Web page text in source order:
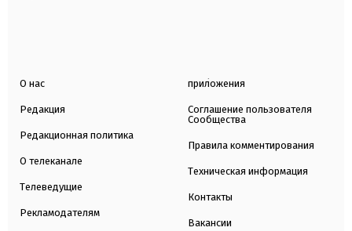
О нас
Редакция
Редакционная политика
О телеканале
Телеведущие
Рекламодателям
приложения
Соглашение пользователя
Сообщества
Правила комментирования
Техническая информация
Контакты
Вакансии